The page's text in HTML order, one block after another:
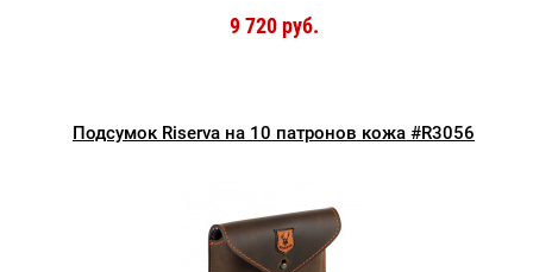
9 720 руб.
Подсумок Riserva на 10 патронов кожа #R3056